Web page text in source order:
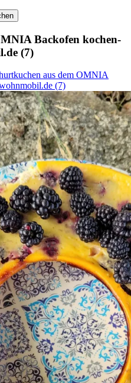
Backofen kochen-
(7)
aus dem OMNIA
(7)